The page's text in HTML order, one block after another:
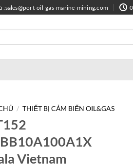
:sales@port-oil-gas-marine-mining.com
/ THIẾT BỊ CẢM BIẾN OIL&GAS
Vietnam